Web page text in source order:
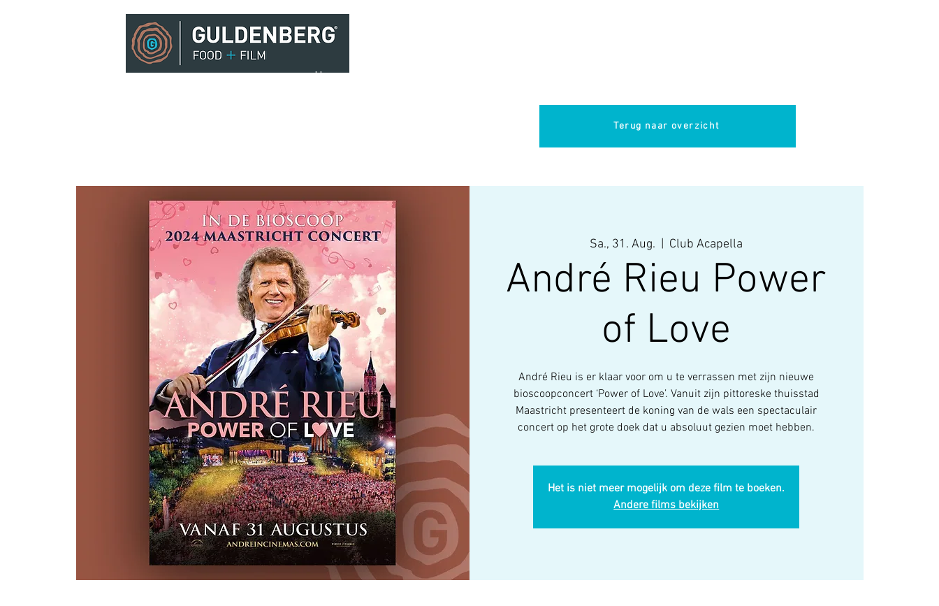
Home
Terug naar overzicht
Sa., 31. Aug.
  |
Club Acapella
André Rieu Power
of Love
André Rieu is er klaar voor om u te verrassen met zijn nieuwe
bioscoopconcert ‘Power of Love’. Vanuit zijn pittoreske thuisstad
Maastricht presenteert de koning van de wals een spectaculair
concert op het grote doek dat u absoluut gezien moet hebben.
Het is niet meer mogelijk om deze film te boeken.
Andere films bekijken